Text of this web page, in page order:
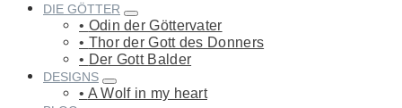
DIE GÖTTER
Odin der Göttervater
Thor der Gott des Donners
Der Gott Balder
DESIGNS
A Wolf in my heart